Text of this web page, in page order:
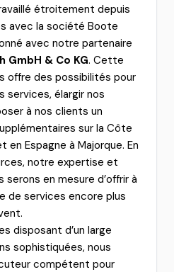
étroitement depuis
avec la société Boote
avec notre partenaire
GmbH & Co KG. Cette
offre des possibilités pour
services, élargir nos
à nos clients un
sur la Côte
en Espagne à Majorque. En
notre expertise et
en mesure d’offrir à
de services encore plus
disposant d’un large
sophistiquées, nous
compétent pour